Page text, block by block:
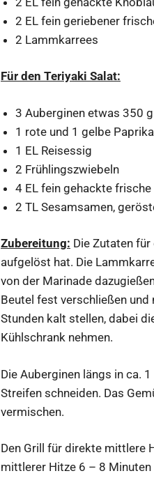
2 EL fein geriebener
2 Lammkarrees
Für den Teriyaki Salat:
3 Auberginen etwas 350 g
1 rote und 1 gelbe
1 EL Reisessig
2 Frühlingszwiebeln
4 EL fein gehackte
2 TL Sesamsamen,
Zubereitung: Die Zutaten
aufgelöst hat. Die
von der Marinade
Beutel fest verschließen
Stunden kalt stellen, dabei
Kühlschrank nehmen.
Die Auberginen längs in ca.
Streifen schneiden. Das
vermischen.
Den Grill für direkte mittlere
mittlerer Hitze 6 – 8